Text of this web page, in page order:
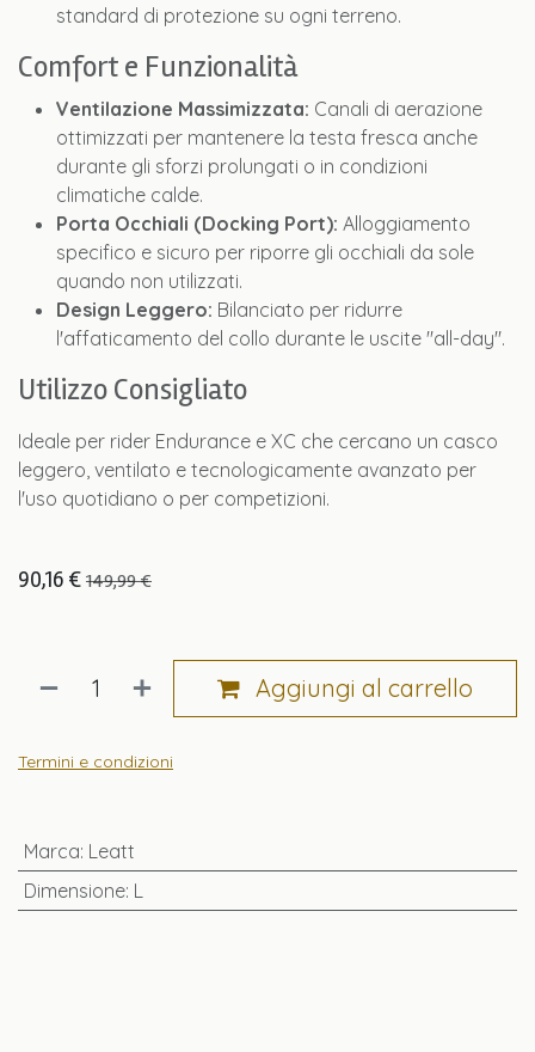
standard di protezione su ogni terreno.
Comfort e Funzionalità
Ventilazione Massimizzata: Canali di aerazione
ottimizzati per mantenere la testa fresca anche
durante gli sforzi prolungati o in condizioni
climatiche calde.
Porta Occhiali (Docking Port): Alloggiamento
specifico e sicuro per riporre gli occhiali da sole
quando non utilizzati.
Design Leggero: Bilanciato per ridurre
l'affaticamento del collo durante le uscite "all-day".
Utilizzo Consigliato
Ideale per rider Endurance e XC che cercano un casco
leggero, ventilato e tecnologicamente avanzato per
l'uso quotidiano o per competizioni.
90,16 € 149,99€
Aggiungi al carrello
Termini e condizioni
Marca: Leatt
Dimensione: L